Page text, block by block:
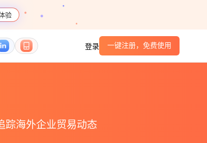
验
登录 一键注册，免费使用
踪海外企业贸易动态